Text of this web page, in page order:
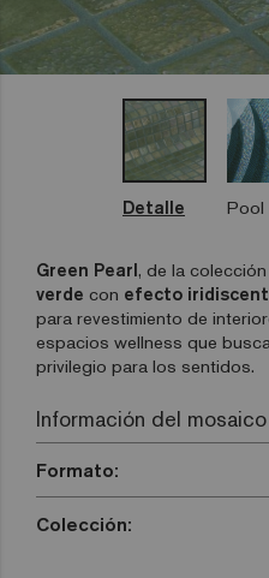
Detalle Pool
Green Pearl, de la
verde con efecto
para revestimiento de
espacios wellness que
privilegio para los sentidos.
Información del mosaico
Formato:
Colección: